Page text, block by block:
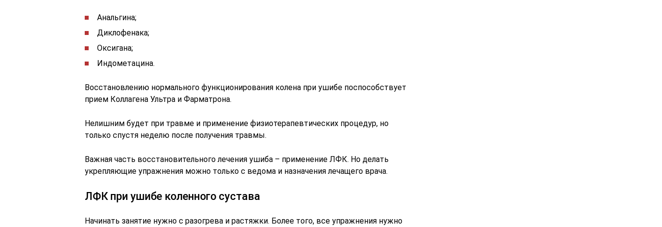
Анальгина;
Диклофенака;
Оксигана;
Индометацина.
Восстановлению нормального функционирования колена при ушибе поспособствует
прием Коллагена Ультра и Фарматрона.
Нелишним будет при травме и применение физиотерапевтических процедур, но
только спустя неделю после получения травмы.
Важная часть восстановительного лечения ушиба – применение ЛФК. Но делать
укрепляющие упражнения можно только с ведома и назначения лечащего врача.
ЛФК при ушибе коленного сустава
Начинать занятие нужно с разогрева и растяжки. Более того, все упражнения нужно